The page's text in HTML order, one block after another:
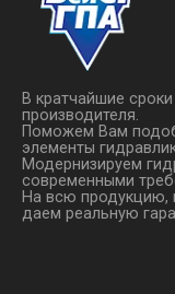
В кратчайшие
производителя.
Поможем Вам
элементы
Модернизируем
современными
На всю продукцию,
даем реальную